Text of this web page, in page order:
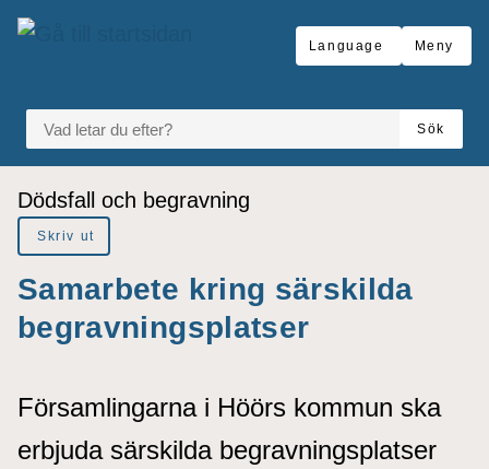
Gå till innehåll
till sidomeny
Language Meny
VAD LETAR DU EFTER?
Sök
Du är här:
Dödsfall och begravning
Skriv ut
Samarbete kring särskilda
begravningsplatser
Församlingarna i Höörs kommun ska
erbjuda särskilda begravningsplatser